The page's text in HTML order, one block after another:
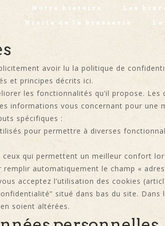
Notre histoire Les
Visite de la brasserie
avoir lu la politique de
et principes décrits ici.
les fonctionnalités qu’il propose.
informations vous concernant pour une
spécifiques :
pour permettre à diverses
qui permettent un meilleur confort
remplir automatiquement le champ «
acceptez l’utilisation des cookies
situé dans bas du site.
soient altérées.